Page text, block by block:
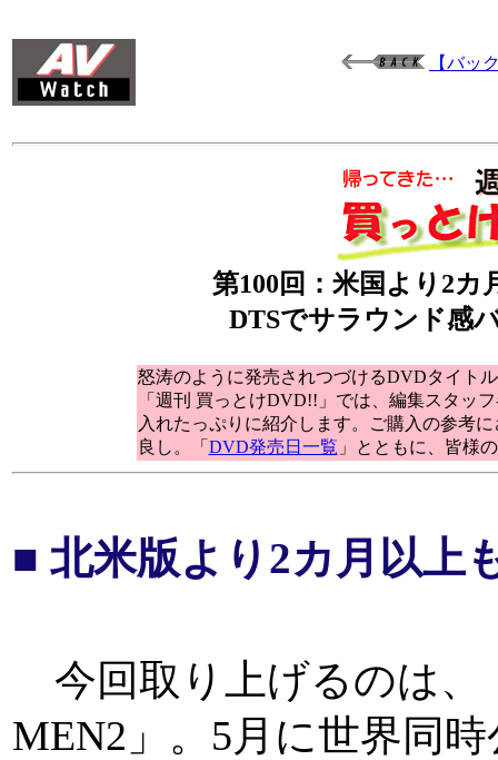
【バッ
第100回：米国より2
DTSでサラウンド感
怒涛のように発売されつづけるDVDタイト
「週刊 買っとけDVD!!」では、編集スタッ
入れたっぷりに紹介します。ご購入の参考
良し。「 DVD発売日一覧 」とともに、皆様
■ 北米版より2カ月以上
今回取り上げるのは、
MEN2」。5月に世界同